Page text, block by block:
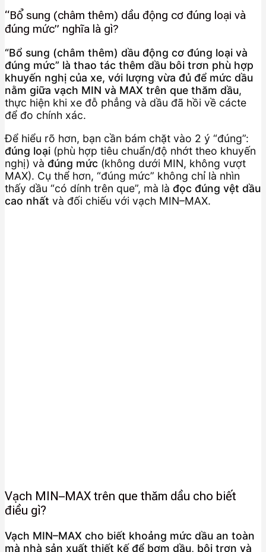
“Bổ sung (châm thêm) dầu động cơ đúng loại và
đúng mức” nghĩa là gì?
“Bổ sung (châm thêm) dầu động cơ đúng loại và
đúng mức” là thao tác thêm dầu bôi trơn phù hợp
khuyến nghị của xe, với lượng vừa đủ để mức dầu
nằm giữa vạch MIN và MAX trên que thăm dầu,
thực hiện khi xe đỗ phẳng và dầu đã hồi về cácte
để đo chính xác.
Để hiểu rõ hơn, bạn cần bám chặt vào 2 ý “đúng”:
đúng loại (phù hợp tiêu chuẩn/độ nhớt theo khuyến
nghị) và đúng mức (không dưới MIN, không vượt
MAX). Cụ thể hơn, “đúng mức” không chỉ là nhìn
thấy dầu “có dính trên que”, mà là đọc đúng vệt dầu
cao nhất và đối chiếu với vạch MIN–MAX.
Vạch MIN–MAX trên que thăm dầu cho biết
điều gì?
Vạch MIN–MAX cho biết khoảng mức dầu an toàn
mà nhà sản xuất thiết kế để bơm dầu, bôi trơn và